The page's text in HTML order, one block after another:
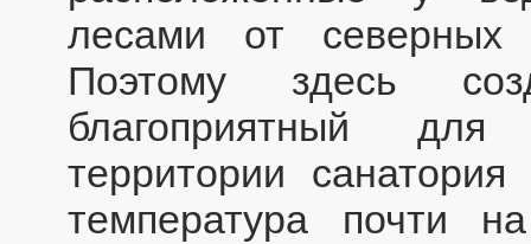
лесами от северных
Поэтому здесь
благоприятный
территории
температура почти